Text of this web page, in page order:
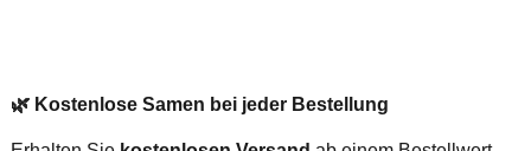
🌿 Kostenlose Samen bei jeder Bestellung